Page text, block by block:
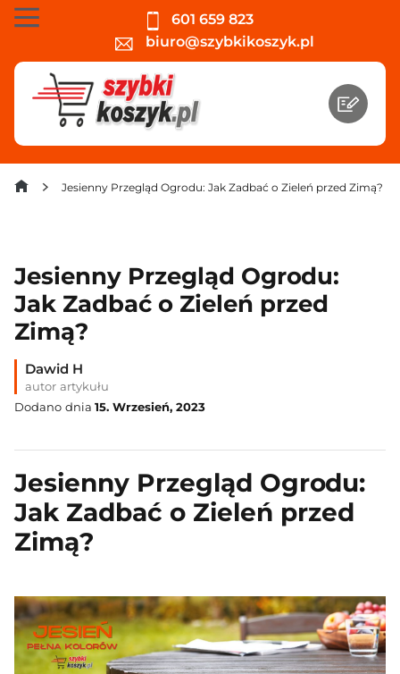
601 659 823
biuro@szybkikoszyk.pl
Jesienny Przegląd Ogrodu: Jak Zadbać o Zieleń przed Zimą?
Jesienny Przegląd Ogrodu:
Jak Zadbać o Zieleń przed
Zimą?
Dawid H
autor artykułu
Dodano dnia 15. Wrzesień, 2023
Jesienny Przegląd Ogrodu:
Jak Zadbać o Zieleń przed
Zimą?